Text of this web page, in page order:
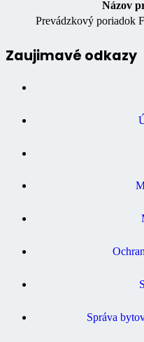
Názov
Prevádzkový poriadok
Zaujimavé odkazy
Správa